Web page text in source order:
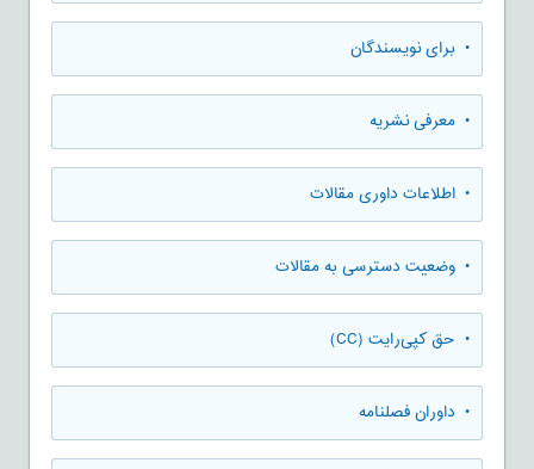
• برای نویسندگان
• معرفی نشریه
• اطلاعات داوری مقالات
• وضعیت دسترسی به مقالات
• حق کپی‌رایت (CC)
• داوران فصلنامه